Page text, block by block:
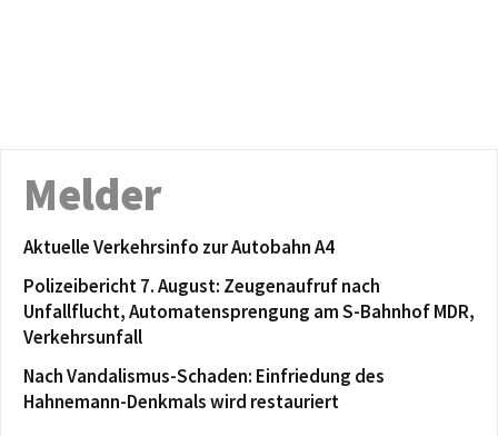
Melder
Aktuelle Verkehrsinfo zur Autobahn A4
Polizeibericht 7. August: Zeugenaufruf nach
Unfallflucht, Automatensprengung am S-Bahnhof MDR,
Verkehrsunfall
Nach Vandalismus-Schaden: Einfriedung des
Hahnemann-Denkmals wird restauriert